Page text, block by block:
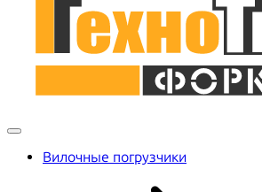
Вилочные погрузчики